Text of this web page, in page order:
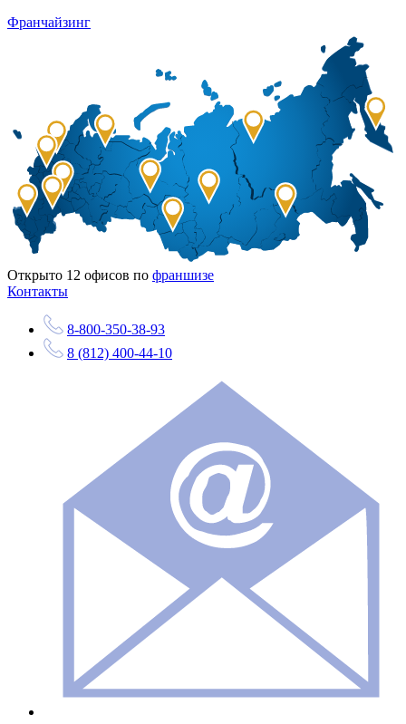
Франчайзинг
Открыто 12 офисов по франшизе
Контакты
8-800-350-38-93
8 (812) 400-44-10